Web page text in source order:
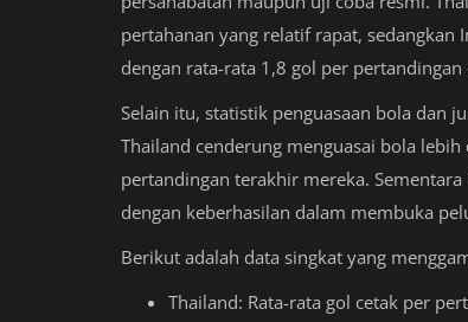
pertahanan yang relatif rapat,
dengan rata-rata 1,8 gol per
Selain itu, statistik penguasaan bola dan
Thailand cenderung menguasai bola
pertandingan terakhir mereka.
dengan keberhasilan dalam membuka
Berikut adalah data singkat yang
Thailand: Rata-rata gol cetak per